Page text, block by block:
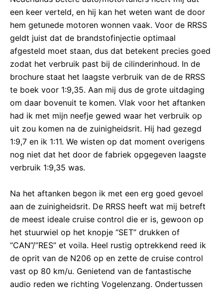
een keer verteld, en hij kan het weten want de door
hem getunede motoren wonnen vaak. Voor de RRSS
geldt juist dat de brandstofinjectie optimaal
afgesteld moet staan, dus dat betekent precies goed
zodat het verbruik past bij de cilinderinhoud. In de
brochure staat het laagste verbruik van de de RRSS
te boek voor 1:9,35. Aan mij dus de grote uitdaging
om daar bovenuit te komen. Vlak voor het aftanken
had ik met mijn neefje gewed waar het verbruik op
uit zou komen na de zuinigheidsrit. Hij had gezegd
1:9,7 en ik 1:11. We wisten op dat moment overigens
nog niet dat het door de fabriek opgegeven laagste
verbruik 1:9,35 was.
Na het aftanken begon ik met een erg goed gevoel
aan de zuinigheidsrit. De RRSS heeft wat mij betreft
de meest ideale cruise control die er is, gewoon op
het stuurwiel op het knopje “SET” drukken of
“CAN”/”RES” et voila. Heel rustig optrekkend reed ik
de oprit van de N206 op en zette de cruise control
vast op 80 km/u. Genietend van de fantastische
audio reden we richting Vogelenzang. Ondertussen